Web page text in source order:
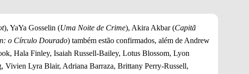
), YaYa Gosselin (Uma Noite de Crime), Akira Akbar (Capitã
o Círculo Dourado) também estão confirmados, além de Andrew
Hala Finley, Isaiah Russell-Bailey, Lotus Blossom, Lyon
Vivien Lyra Blair, Adriana Barraza, Brittany Perry-Russell,